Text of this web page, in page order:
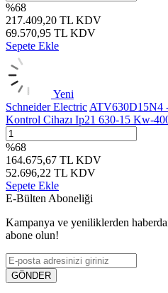
%68
217.409,20 TL KDV
69.570,95 TL KDV
Sepete Ekle
Yeni
Schneider Electric ATV630D15N4
Kontrol Cihazı Ip21 630-15 Kw-
%68
164.675,67 TL KDV
52.696,22 TL KDV
Sepete Ekle
E-Bülten Aboneliği
Kampanya ve yeniliklerden
abone olun!
GÖNDER